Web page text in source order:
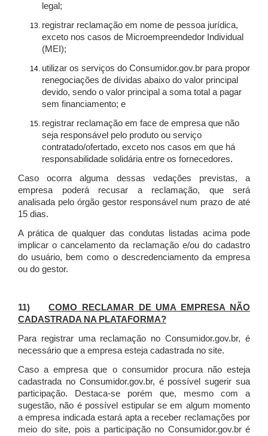
legal;
registrar reclamação em nome de pessoa jurídica,
exceto nos casos de Microempreendedor Individual
(MEI);
utilizar os serviços do Consumidor.gov.br para propor
renegociações de dívidas abaixo do valor principal
devido, sendo o valor principal a soma total a pagar
sem financiamento; e
registrar reclamação em face de empresa que não
seja responsável pelo produto ou serviço
contratado/ofertado, exceto nos casos em que há
responsabilidade solidária entre os fornecedores.
Caso ocorra alguma dessas vedações previstas, a
empresa poderá recusar a reclamação, que será
analisada pelo órgão gestor responsável num prazo de até
15 dias.
A prática de qualquer das condutas listadas acima pode
implicar o cancelamento da reclamação e/ou do cadastro
do usuário, bem como o descredenciamento da empresa
ou do gestor.
11)COMO RECLAMAR DE UMA EMPRESA NÃO
CADASTRADA NA PLATAFORMA?
Para registrar uma reclamação no Consumidor.gov.br, é
necessário que a empresa esteja cadastrada no site.
Caso a empresa que o consumidor procura não esteja
cadastrada no Consumidor.gov.br, é possível sugerir sua
participação. Destaca-se porém que, mesmo com a
sugestão, não é possível estipular se em algum momento
a empresa indicada estará apta a receber reclamações por
meio do site, pois a participação no Consumidor.gov.br é